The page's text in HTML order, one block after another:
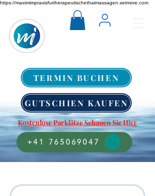
https://maximimpraxisfurtherapeutischethaimassagen.setmore.com
TERMIN BUCHEN
GUTSCHIEN KAUFEN
Kostenlose Parklätze Schauen Sie Hier
+41 765069047